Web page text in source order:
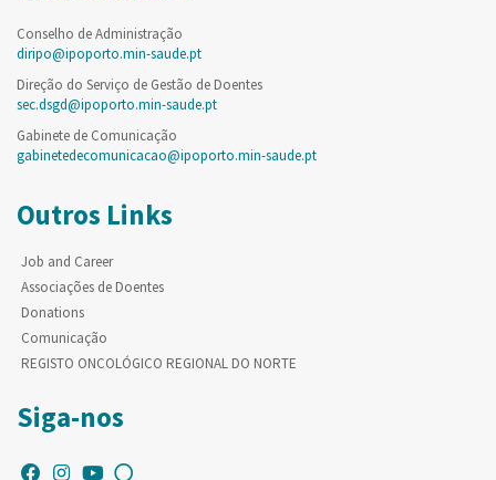
Conselho de Administração
diripo@ipoporto.min-saude.pt
Direção do Serviço de Gestão de Doentes
sec.dsgd@ipoporto.min-saude.pt
Gabinete de Comunicação
gabinetedecomunicacao@ipoporto.min-saude.pt
Outros Links
Job and Career
Associações de Doentes
Donations
Comunicação
REGISTO ONCOLÓGICO REGIONAL DO NORTE
Siga-nos